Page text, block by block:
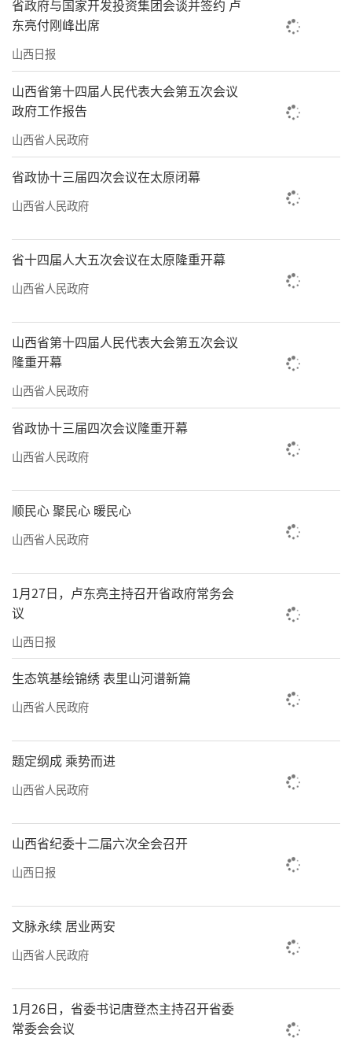
省政府与国家开发投资集团会谈并签约 卢
东亮付刚峰出席
山西日报
山西省第十四届人民代表大会第五次会议
政府工作报告
山西省人民政府
省政协十三届四次会议在太原闭幕
山西省人民政府
省十四届人大五次会议在太原隆重开幕
山西省人民政府
山西省第十四届人民代表大会第五次会议
隆重开幕
山西省人民政府
省政协十三届四次会议隆重开幕
山西省人民政府
顺民心 聚民心 暖民心
山西省人民政府
1月27日，卢东亮主持召开省政府常务会
议
山西日报
生态筑基绘锦绣 表里山河谱新篇
山西省人民政府
题定纲成 乘势而进
山西省人民政府
山西省纪委十二届六次全会召开
山西日报
文脉永续 居业两安
山西省人民政府
1月26日，省委书记唐登杰主持召开省委
常委会会议